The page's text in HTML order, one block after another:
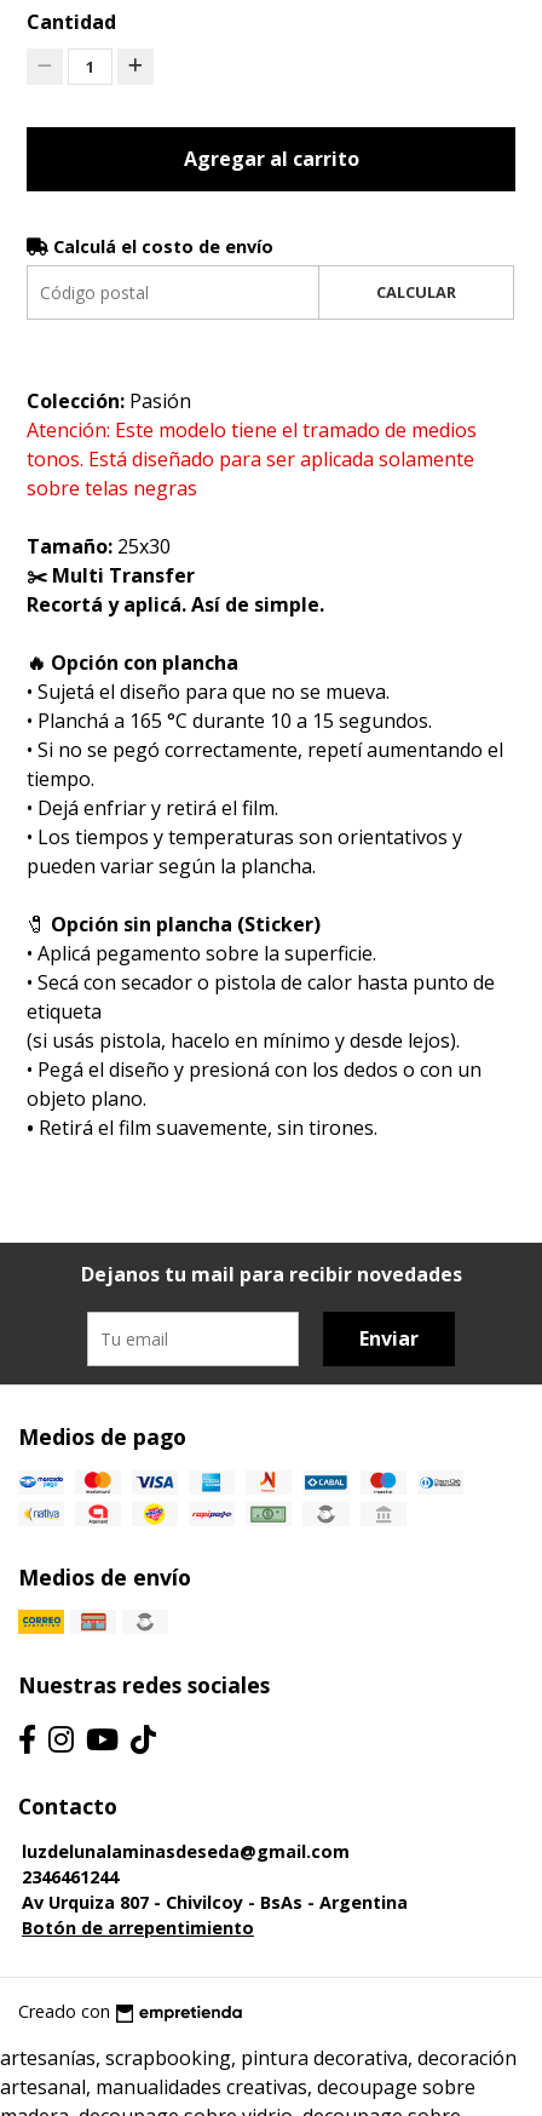
Cantidad
1
Agregar al carrito
Calculá el costo de envío
CALCULAR
Colección: Pasión
Atención: Este modelo tiene el tramado de medios
tonos. Está diseñado para ser aplicada solamente
sobre telas negras
Tamaño: 25x30
✂️ Multi Transfer
Recortá y aplicá. Así de simple.
🔥 Opción con plancha
• Sujetá el diseño para que no se mueva.
• Planchá a 165 °C durante 10 a 15 segundos.
• Si no se pegó correctamente, repetí aumentando el
tiempo.
• Dejá enfriar y retirá el film.
• Los tiempos y temperaturas son orientativos y
pueden variar según la plancha.
🧷 Opción sin plancha (Sticker)
• Aplicá pegamento sobre la superficie.
• Secá con secador o pistola de calor hasta punto de
etiqueta
(si usás pistola, hacelo en mínimo y desde lejos).
• Pegá el diseño y presioná con los dedos o con un
objeto plano.
• Retirá el film suavemente, sin tirones.
Dejanos tu mail para recibir novedades
Enviar
Medios de pago
Medios de envío
Nuestras redes sociales
Contacto
luzdelunalaminasdeseda@gmail.com
2346461244
Av Urquiza 807 - Chivilcoy - BsAs - Argentina
Botón de arrepentimiento
Creado con
artesanías, scrapbooking, pintura decorativa, decoración
artesanal, manualidades creativas, decoupage sobre